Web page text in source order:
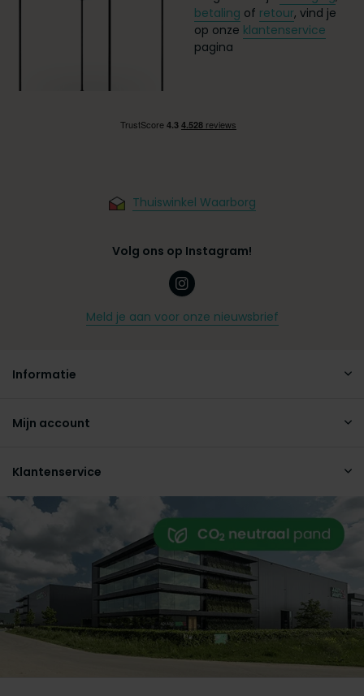
betaling of retour, vind je
op onze klantenservice
pagina
Thuiswinkel Waarborg
Volg ons op Instagram!
Meld je aan voor onze nieuwsbrief
Informatie
Mijn account
Klantenservice